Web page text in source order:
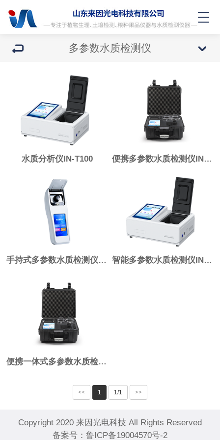
多参数水质检测仪
水质分析仪IN-T100 便携多参数水质检测仪IN-B100
手持式多参数水质检测仪IN-S100 智能多参数水质检测仪IN-T100L
便携一体式多参数水质检测仪IN-B200
<< 1 1/1 >>
Copyright 2020 来因光电科技 All Rights Reserved
备案号： 鲁ICP备19004570号-2